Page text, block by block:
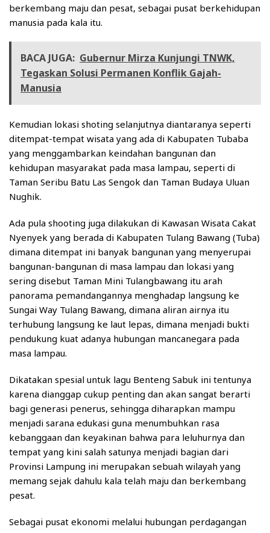
berkembang maju dan pesat, sebagai pusat berkehidupan
manusia pada kala itu.
BACA JUGA: Gubernur Mirza Kunjungi TNWK,
Tegaskan Solusi Permanen Konflik Gajah-
Manusia
Kemudian lokasi shoting selanjutnya diantaranya seperti
ditempat-tempat wisata yang ada di Kabupaten Tubaba
yang menggambarkan keindahan bangunan dan
kehidupan masyarakat pada masa lampau, seperti di
Taman Seribu Batu Las Sengok dan Taman Budaya Uluan
Nughik.
Ada pula shooting juga dilakukan di Kawasan Wisata Cakat
Nyenyek yang berada di Kabupaten Tulang Bawang (Tuba)
dimana ditempat ini banyak bangunan yang menyerupai
bangunan-bangunan di masa lampau dan lokasi yang
sering disebut Taman Mini Tulangbawang itu arah
panorama pemandangannya menghadap langsung ke
Sungai Way Tulang Bawang, dimana aliran airnya itu
terhubung langsung ke laut lepas, dimana menjadi bukti
pendukung kuat adanya hubungan mancanegara pada
masa lampau.
Dikatakan spesial untuk lagu Benteng Sabuk ini tentunya
karena dianggap cukup penting dan akan sangat berarti
bagi generasi penerus, sehingga diharapkan mampu
menjadi sarana edukasi guna menumbuhkan rasa
kebanggaan dan keyakinan bahwa para leluhurnya dan
tempat yang kini salah satunya menjadi bagian dari
Provinsi Lampung ini merupakan sebuah wilayah yang
memang sejak dahulu kala telah maju dan berkembang
pesat.
Sebagai pusat ekonomi melalui hubungan perdagangan